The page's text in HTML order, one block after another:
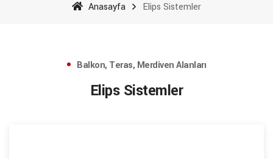
Anasayfa Elips Sistemler
Balkon, Teras, Merdiven Alanları
Elips Sistemler